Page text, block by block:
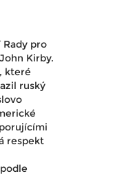
pro
Kirby.
které
ruský
respekt